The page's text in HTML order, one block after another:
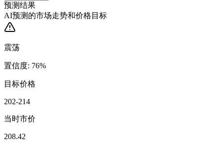
预测结果
AI预测的市场走势和价格目标
震荡
置信度: 76%
目标价格
202-214
当时市价
208.42